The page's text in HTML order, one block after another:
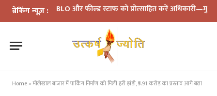
ब्रेकिंग न्यूज़ :
BLO और फील्ड स्टाफ को प्रोत्साहित करें अधिकारी—मुख्य निर्वाचन
Home »मोलेखाल बाजार में पार्किंग निर्माण को मिली हरी झंडी, ₹5.91 करोड़ का प्रस्ताव आगे बढ़ा